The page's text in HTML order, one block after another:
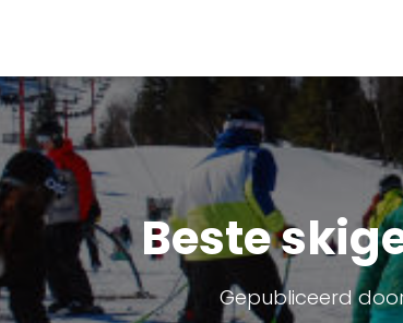
Beste
Gepubliceerd